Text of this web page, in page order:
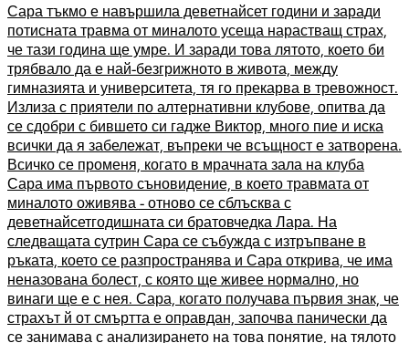
Сара тъкмо е навършила деветнайсет години и заради
потисната травма от миналото усеща нарастващ страх,
че тази година ще умре. И заради това лятото, което би
трябвало да е най-безгрижното в живота, между
гимназията и университета, тя го прекарва в тревожност.
Излиза с приятели по алтернативни клубове, опитва да
се сдобри с бившето си гадже Виктор, много пие и иска
всички да я забележат, въпреки че всъщност е затворена.
Всичко се променя, когато в мрачната зала на клуба
Сара има първото съновидение, в което травмата от
миналото оживява - отново се сблъсква с
деветнайсетгодишната си братовчедка Лара. На
следващата сутрин Сара се събужда с изтръпване в
ръката, което се разпространява и Сара открива, че има
неназована болест, с която ще живее нормално, но
винаги ще е с нея. Сара, когато получава първия знак, че
страхът й от смъртта е оправдан, започва панически да
се занимава с анализирането на това понятие, на тялото